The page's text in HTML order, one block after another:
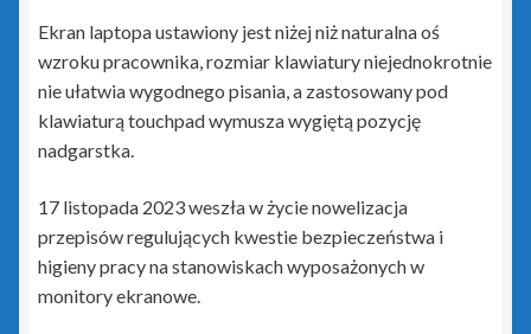
Subiekt GT Sfera
Subiekt Sprint 2
Subiekt123
zielony PLUS dla InsERT GT
Insert Nexo i Nexo Pro
Ekran laptopa ustawiony jest niżej niż naturalna oś
wzroku pracownika, rozmiar klawiatury niejednokrotnie
nie ułatwia wygodnego pisania, a zastosowany pod
klawiaturą touchpad wymusza wygiętą pozycję
nadgarstka.
17 listopada 2023 weszła w życie nowelizacja
przepisów regulujących kwestie bezpieczeństwa i
higieny pracy na stanowiskach wyposażonych w
monitory ekranowe.